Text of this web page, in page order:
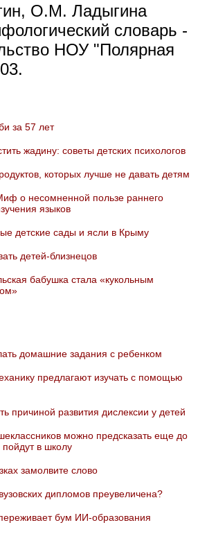
О.М. Ладыгина
словарь -
НОУ "Полярная
за 57 лет
жадину: советы детских психологов
которых лучше не давать детям
о несомненной пользе раннего
языков
детские сады и ясли в Крыму
детей-близнецов
бабушка стала «кукольным
домашние задания с ребенком
предлагают изучать с помощью
причиной развития дислексии у детей
можно предсказать еще до
пойдут в школу
замолвите слово
дипломов преувеличена?
бум ИИ-образования